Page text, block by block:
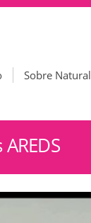
Sobre Natural